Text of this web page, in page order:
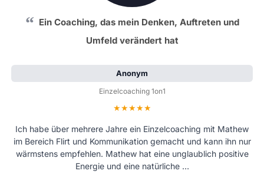
Ein Coaching, das mein Denken, Auftreten und
Umfeld verändert hat
Anonym
Einzelcoaching 1on1
Bewertung: 5 von 5 Sternen
Ich habe über mehrere Jahre ein Einzelcoaching mit Mathew
im Bereich Flirt und Kommunikation gemacht und kann ihn nur
wärmstens empfehlen. Mathew hat eine unglaublich positive
Energie und eine natürliche …